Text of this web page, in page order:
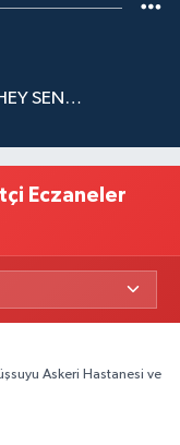
SEN…
Eczaneler
Askeri Hastanesi ve